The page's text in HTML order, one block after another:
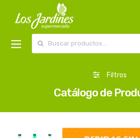
Filtros
Catálogo de